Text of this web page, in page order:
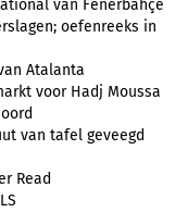
van Fenerbahçe
oefenreeks in
Atalanta
voor Hadj Moussa
van tafel geveegd
Read